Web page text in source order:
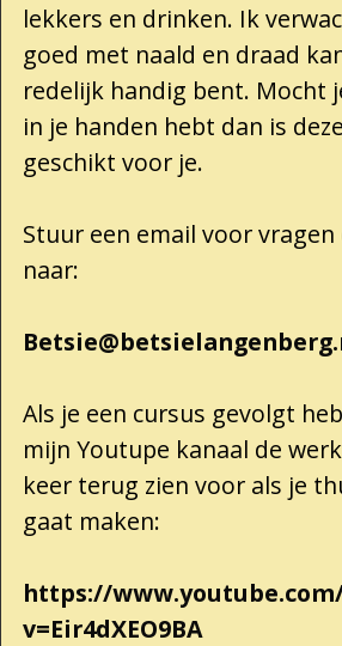
lekkers en drinken. Ik
goed met naald en draad
redelijk handig bent. Mocht
in je handen hebt dan is
geschikt voor je.
Stuur een email voor
naar:
Als je een cursus gevolgt
mijn Youtupe kanaal de
keer terug zien voor als je
gaat maken:
https://
v=Eir4dXEO9BA